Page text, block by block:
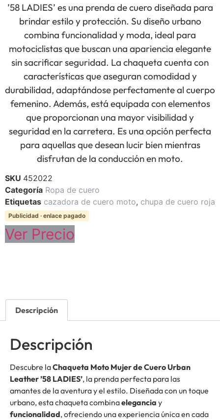
’58 LADIES’ es una prenda de cuero diseñada para
brindar estilo y protección. Su diseño urbano
combina funcionalidad y moda, ideal para
motociclistas que buscan una apariencia elegante
sin sacrificar seguridad. La chaqueta cuenta con
características que aseguran comodidad y
durabilidad, adaptándose perfectamente al cuerpo
femenino. Además, está equipada con elementos
que proporcionan una mayor visibilidad y
seguridad en la carretera. Es una opción perfecta
para aquellas que desean lucir bien mientras
disfrutan de la conducción en moto.
SKU 452022
Categoría Ropa de cuero
Etiquetas cazadora de cuero moto, chupa de cuero roja
Publicidad · enlace pagado
Ver Precio
Descripción
Descripción
Descubre laChaqueta Moto Mujer de Cuero Urban
Leather ’58 LADIES’, la prenda perfecta para las
amantes de la aventura y el estilo. Diseñada con un toque
urbano, esta chaqueta combinaelegancia y
funcionalidad, ofreciendo una experiencia única en cada